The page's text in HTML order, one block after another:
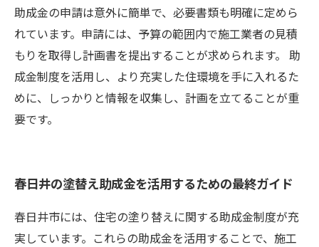
助成金の申請は意外に簡単で、必要書類も明確に定めら
れています。申請には、予算の範囲内で施工業者の見積
もりを取得し計画書を提出することが求められます。 助
成金制度を活用し、より充実した住環境を手に入れるた
めに、しっかりと情報を収集し、計画を立てることが重
要です。
春日井の塗替え助成金を活用するための最終ガイド
春日井市には、住宅の塗り替えに関する助成金制度が充
実しています。これらの助成金を活用することで、施工